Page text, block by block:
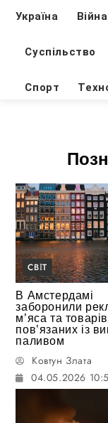
Україна Війна
Суспільство
Спорт
СВІТ
В Амстердамі
заборонили
м’яса та
пов’язаних із
паливом
Ковтун Злата
04.05.2026